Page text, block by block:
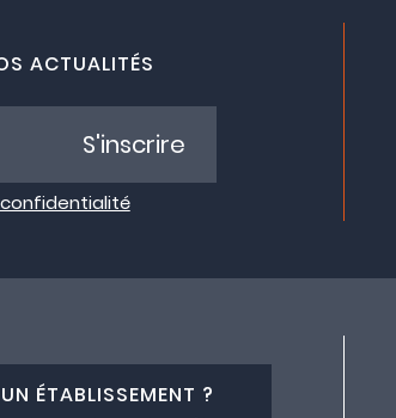
ACTUALITÉS
S'inscrire
ÉTABLISSEMENT ?